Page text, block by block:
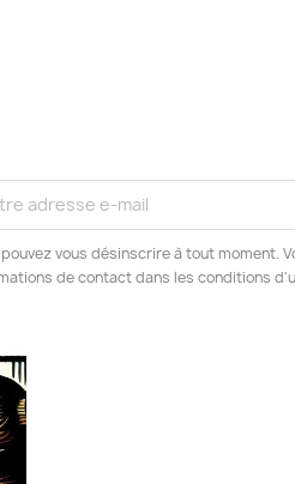
pouvez vous désinscrire à tout moment.
de contact dans les conditions